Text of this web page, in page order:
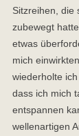
Sitzreihen, die
zubewegt
etwas
mich
wiederholte
dass ich mich
entspannen
wellenartigen